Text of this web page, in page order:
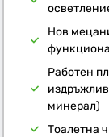
Нов
Работен
минерал)
Тоалетна